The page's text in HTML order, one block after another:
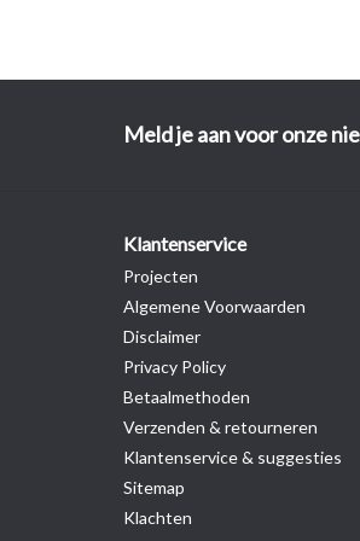
Meld je aan voor onze
Klantenservice
Projecten
Algemene Voorwaarden
Disclaimer
Privacy Policy
Betaalmethoden
Verzenden & retourneren
Klantenservice & suggesties
Sitemap
Klachten